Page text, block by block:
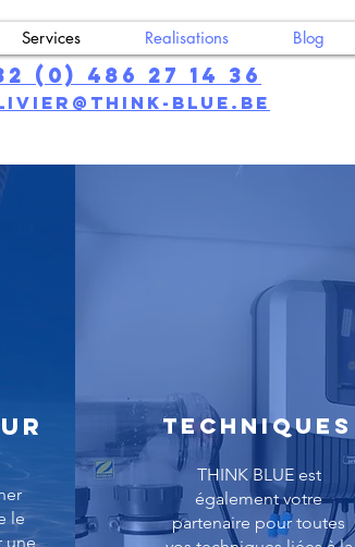
Services Realisations Blog
(0) 486 27 14 36
blue.be
le
une
techniques
THINK BLUE est
également votre
partenaire pour toutes